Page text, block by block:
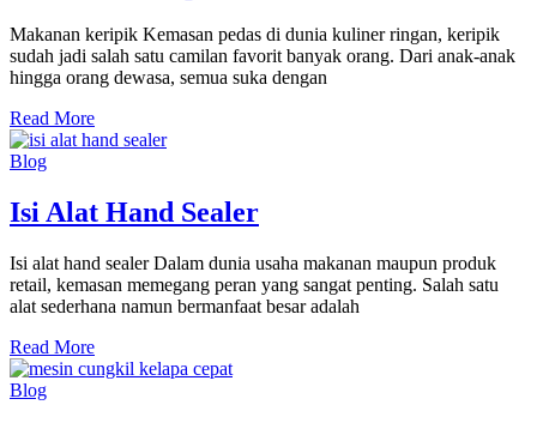
Makanan keripik Kemasan pedas di dunia kuliner ringan, keripik
sudah jadi salah satu camilan favorit banyak orang. Dari anak-anak
hingga orang dewasa, semua suka dengan
Read More
Blog
Isi Alat Hand Sealer
Isi alat hand sealer Dalam dunia usaha makanan maupun produk
retail, kemasan memegang peran yang sangat penting. Salah satu
alat sederhana namun bermanfaat besar adalah
Read More
Blog